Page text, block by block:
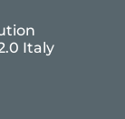
Italy